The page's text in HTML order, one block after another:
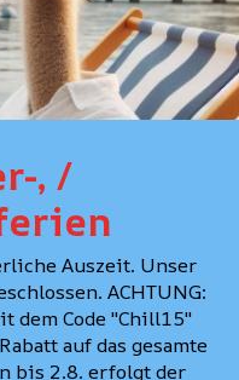
COUPE
SOINS
VENTES
, /
Auszeit. Unser
ACHTUNG:
dem Code "Chill15"
auf das gesamte
bis 2.8. erfolgt der